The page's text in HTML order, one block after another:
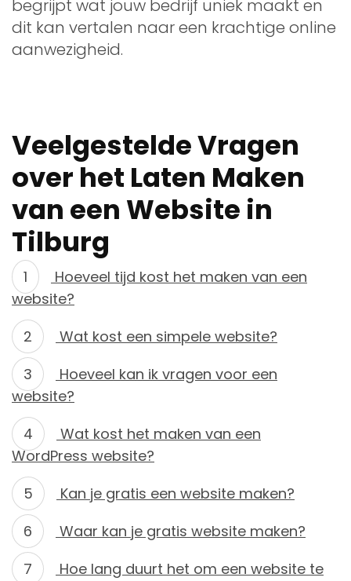
begrijpt wat jouw bedrijf uniek maakt en
dit kan vertalen naar een krachtige online
aanwezigheid.
Veelgestelde Vragen
over het Laten Maken
van een Website in
Tilburg
Hoeveel tijd kost het maken van een
website?
Wat kost een simpele website?
Hoeveel kan ik vragen voor een
website?
Wat kost het maken van een
WordPress website?
Kan je gratis een website maken?
Waar kan je gratis website maken?
Hoe lang duurt het om een website te